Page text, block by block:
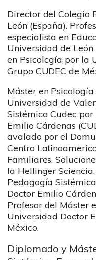
Director del Colegio
León (España).
especialista en
Universidad de León
en Psicología por la
Grupo CUDEC de
Máster en
Universidad de
Sistémica Cudec
Emilio Cárdenas
avalado por el
Centro
Familiares,
la Hellinger
Pedagogía
Doctor Emilio
Profesor del Máster
Universidad Doctor
México.
Diplomado y